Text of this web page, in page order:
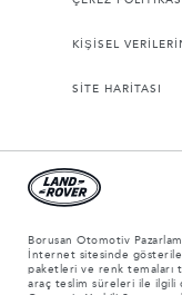
KİŞİSEL
SİTE HARİTASI
Borusan Otomotiv
İnternet sitesinde
paketleri ve renk temaları
araç teslim süreleri ile ilgili